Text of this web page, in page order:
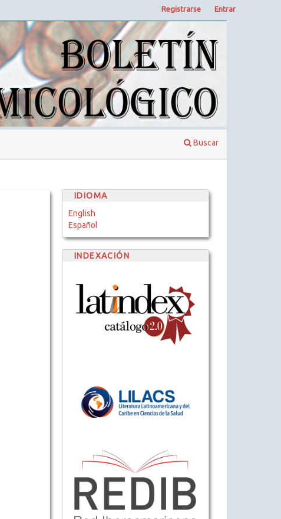
Buscar
Registrarse Entrar
IDIOMA
English
Español
INDEXACIÓN